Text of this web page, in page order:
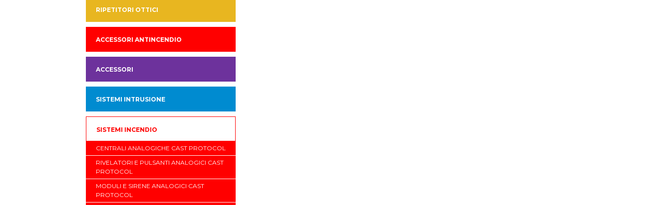
RIPETITORI OTTICI
ACCESSORI ANTINCENDIO
ACCESSORI
SISTEMI INTRUSIONE
SISTEMI INCENDIO
CENTRALI ANALOGICHE CAST PROTOCOL
RIVELATORI E PULSANTI ANALOGICI CAST
PROTOCOL
MODULI E SIRENE ANALOGICI CAST
PROTOCOL